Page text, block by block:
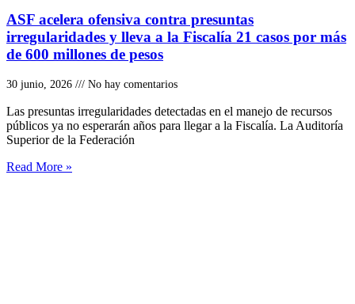
ASF acelera ofensiva contra presuntas
irregularidades y lleva a la Fiscalía 21 casos por más
de 600 millones de pesos
30 junio, 2026 No hay comentarios
Las presuntas irregularidades detectadas en el manejo de recursos
públicos ya no esperarán años para llegar a la Fiscalía. La Auditoría
Superior de la Federación
Read More »